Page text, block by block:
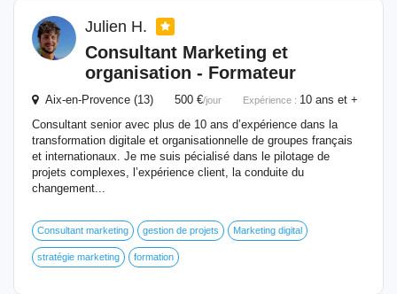
Julien H.
Consultant Marketing et
organisation - Formateur
Aix-en-Provence (13) 500 €/jour Expérience : 10 ans et +
Consultant senior avec plus de 10 ans d’expérience dans la
transformation digitale et organisationnelle de groupes français
et internationaux. Je me suis pécialisé dans le pilotage de
projets complexes, l’expérience client, la conduite du
changement...
Consultant marketing gestion de projets Marketing digital
stratégie marketing formation